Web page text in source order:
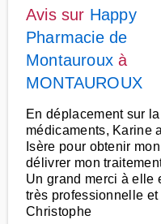
Avis sur Happy
Pharmacie de
Montauroux à
MONTAUROUX
En déplacement sur
médicaments, Karine
Isère pour obtenir
délivrer mon
Un grand merci à elle
très professionnelle
Christophe